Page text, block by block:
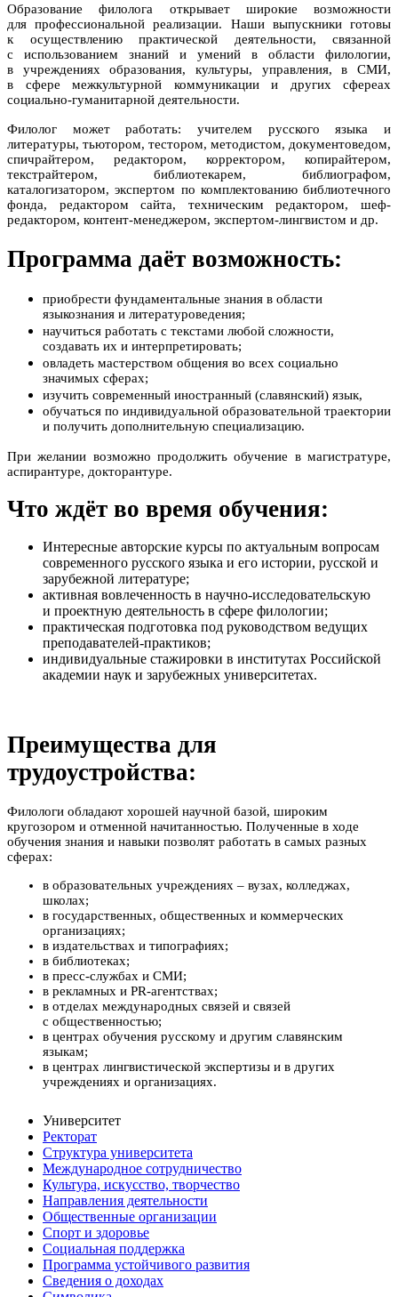
Образование филолога открывает широкие возможности
для профессиональной реализации. Наши выпускники готовы
к осуществлению практической деятельности, связанной
с использованием знаний и умений в области филологии,
в учреждениях образования, культуры, управления, в СМИ,
в сфере межкультурной коммуникации и других сфереах
социально-гуманитарной деятельности.
Филолог может работать: учителем русского языка и
литературы, тьютором, тестором, методистом, документоведом,
спичрайтером, редактором, корректором, копирайтером,
текстрайтером, библиотекарем, библиографом,
каталогизатором, экспертом по комплектованию библиотечного
фонда, редактором сайта, техническим редактором, шеф-
редактором, контент-менеджером, экспертом-лингвистом и др.
Программа даёт возможность:
приобрести фундаментальные знания в области
языкознания и литературоведения;
научиться работать с текстами любой сложности,
создавать их и интерпретировать;
овладеть мастерством общения во всех социально
значимых сферах;
изучить современный иностранный (славянский) язык,
обучаться по индивидуальной образовательной траектории
и получить дополнительную специализацию.
При желании возможно продолжить обучение в магистратуре,
аспирантуре, докторантуре.
Что ждёт во время обучения:
Интересные авторские курсы по актуальным вопросам
современного русского языка и его истории, русской и
зарубежной литературе;
активная вовлеченность в научно-исследовательскую
и проектную деятельность в сфере филологии;
практическая подготовка под руководством ведущих
преподавателей-практиков;
индивидуальные стажировки в институтах Российской
академии наук и зарубежных университетах.
Преимущества для
трудоустройства:
Филологи обладают хорошей научной базой, широким
кругозором и отменной начитанностью. Полученные в ходе
обучения знания и навыки позволят работать в самых разных
сферах:
в образовательных учреждениях – вузах, колледжах,
школах;
в государственных, общественных и коммерческих
организациях;
в издательствах и типографиях;
в библиотеках;
в пресс-службах и СМИ;
в рекламных и PR-агентствах;
в отделах международных связей и связей
с общественностью;
в центрах обучения русскому и другим славянским
языкам;
в центрах лингвистической экспертизы и в других
учреждениях и организациях.
Университет
Ректорат
Структура университета
Международное сотрудничество
Культура, искусство, творчество
Направления деятельности
Общественные организации
Спорт и здоровье
Социальная поддержка
Программа устойчивого развития
Сведения о доходах